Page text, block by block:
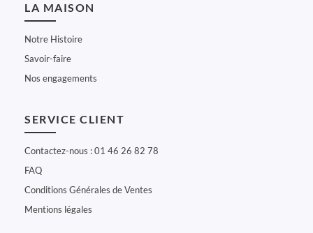
LA MAISON
Notre Histoire
Savoir-faire
Nos engagements
SERVICE CLIENT
Contactez-nous : 01 46 26 82 78
FAQ
Conditions Générales de Ventes
Mentions légales